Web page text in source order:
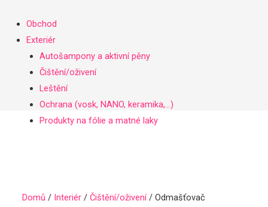
Obchod
Exteriér
Autošampony a aktivní pěny
Čištění/oživení
Leštění
Ochrana (vosk, NANO, keramika,…)
Produkty na fólie a matné laky
Akční sety
Domů / Interiér /Čištění/oživení/ Odmašťovač